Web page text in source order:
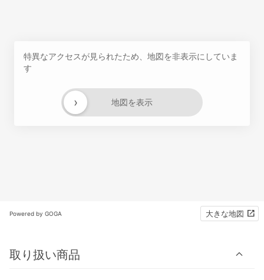
特異なアクセスが見られたため、地図を非表示にしていま
す
地図を表示
›
Powered by GOGA 大きな地図
取り扱い商品